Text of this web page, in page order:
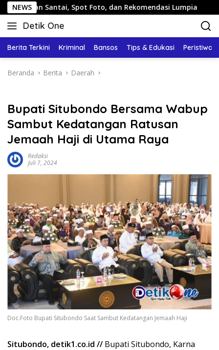
Langsung
ke
konten
NEWSSpot Foto, dan Rekomendasi Lumpia Panduan
Detik One
Tajam
Fakta
Berita Terkini Kriminal Bansos Tips & Edukasi Peristiwa
Beranda Berita Daerah
Bupati Situbondo Bersama Wabup
Sambut Kedatangan Ratusan
Jemaah Haji di Utama Raya
Redaksi
Juli 7, 2024
Doc.Foto Bupati Situbondo Saat Sambut Kedatangan Jemaah Haji
Situbondo, detik1.co.id // Bupati Situbondo, Karna